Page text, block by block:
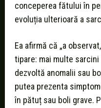
conceperea fătului în
evoluția ulterioară a
Ea afirmă că „a
tipare: mai multe
dezvoltă anomalii sau
putea prezenta
în pătuț sau boli grave.